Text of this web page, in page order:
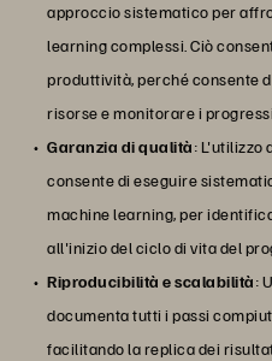
approccio sistematico per
learning complessi. Ciò
produttività, perché consente
risorse e monitorare i
Garanzia di qualità: L'utilizzo
consente di eseguire
machine learning, per
all'inizio del ciclo di vita del
Riproducibilità e scalabilità:
documenta tutti i passi
facilitando la replica dei